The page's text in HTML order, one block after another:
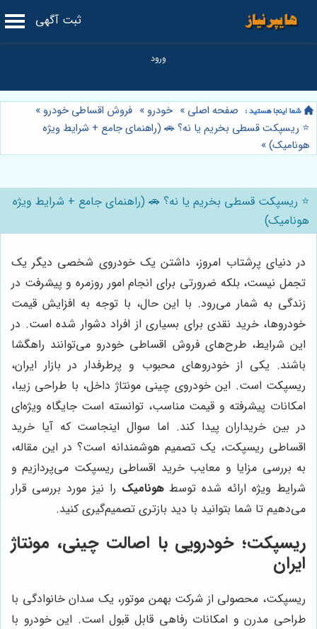
ثبت آگهی
صفحه اصلی » خودرو » فروش اقساطی خودرو »
⭐️ ریسپکت قسطی بخریم یا نه؟ 🚗 (راهنمای جامع + شرایط ویژه
هونامیک)»
⭐️ ریسپکت قسطی بخریم یا نه؟ 🚗 (راهنمای جامع + شرایط ویژه
هونامیک)
در دنیای پرشتاب امروز، داشتن یک خودروی شخصی دیگر یک
تجمل نیست، بلکه ضرورتی برای انجام امور روزمره و پیشرفت در
زندگی به شمار می‌رود. با این حال، با توجه به افزایش قیمت
خودروها، خرید نقدی برای بسیاری از افراد دشوار شده است. در
این شرایط، طرح‌های فروش اقساطی خودرو می‌توانند راهگشا
باشند. یکی از خودروهای محبوب و پرطرفدار در بازار ایران،
ریسپکت است. این خودروی چینی مونتاژ داخل، با طراحی زیبا،
امکانات پیشرفته و قیمت مناسب، توانسته است جایگاه ویژه‌ای
در بین خریداران پیدا کند. اما سوال اینجاست که آیا خرید
اقساطی ریسپکت، یک تصمیم هوشمندانه است؟ در این مقاله،
به بررسی مزایا و معایب خرید اقساطی ریسپکت می‌پردازیم و
شرایط ویژه ارائه شده توسطهونامیک را نیز مورد بررسی قرار
می‌دهیم تا شما بتوانید با دید بازتری تصمیم‌گیری کنید.
ریسپکت؛ خودرویی با اصالت چینی، مونتاژ
ایران
ریسپکت، محصولی از شرکت بهمن موتور، یک سدان خانوادگی با
طراحی مدرن و امکانات رفاهی قابل قبول است. این خودرو با